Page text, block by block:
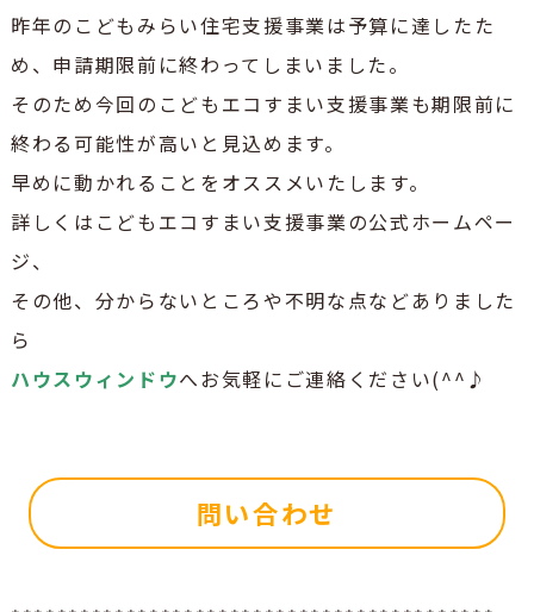
昨年のこどもみらい住宅支援事業は予算に達したた
め、申請期限前に終わってしまいました。
そのため今回のこどもエコすまい支援事業も期限前に
終わる可能性が高いと見込めます。
早めに動かれることをオススメいたします。
詳しくはこどもエコすまい支援事業の公式ホームペー
ジ、
その他、分からないところや不明な点などありました
ら
ハウスウィンドウへお気軽にご連絡ください(^^♪
問い合わせ